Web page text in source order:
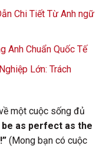
Chi Tiết Từ Anh ngữ
Anh Chuẩn Quốc Tế
Lớn: Trách
một cuộc sống đủ
be as perfect as the
(Mong bạn có cuộc